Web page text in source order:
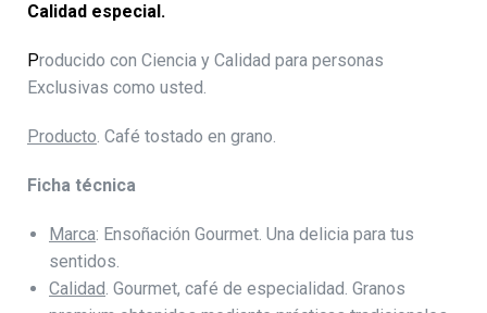
Calidad especial.
Producido con Ciencia y Calidad para personas
Exclusivas como usted.
Producto. Café tostado en grano.
Ficha técnica
Marca: Ensoñación Gourmet. Una delicia para tus
sentidos.
Calidad. Gourmet, café de especialidad. Granos